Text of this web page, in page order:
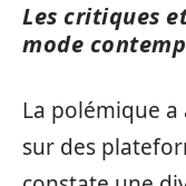
Les critiques
mode
La polémique a
sur des